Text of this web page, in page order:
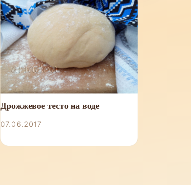
Дрожжевое тесто на воде
07.06.2017